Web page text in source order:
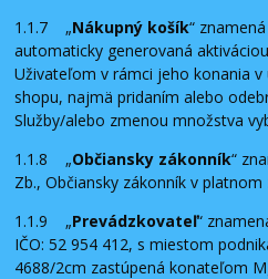
1.1.7 „Nákupný košík“
automaticky generovaná
Uživateľom v rámci jeho konania
shopu, najmä pridaním alebo
Služby/alebo zmenou množstva
1.1.8 „Občiansky zákonník“
Zb., Občiansky zákonník v platnom
1.1.9 „Prevádzkovateľ“
IČO: 52 954 412, s miestom
4688/2cm zastúpená konateľom